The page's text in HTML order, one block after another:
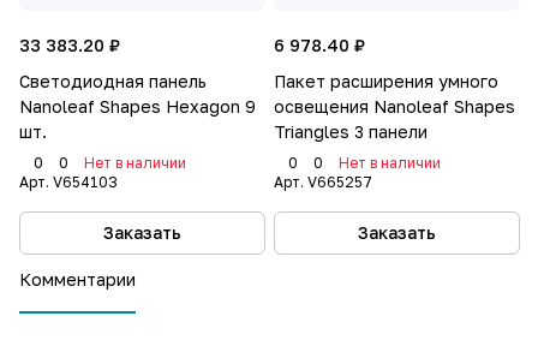
Google Assistant или Apple HomeKit, вы даже
ритмом музыки, которая у вас включена, или
контента на вашем экране.
При покупке обязателен стартовый комплект, а
уже по необходимости докупается пакет
расширения.
33 383.20 ₽
Светодиодная панель
Nanoleaf Shapes Hexagon 9
шт.
0 0
Нет в наличии
Арт. V654103
Заказать
6 978.40 ₽
Пакет расширения умного
освещения Nanoleaf Shapes
Triangles 3 панели
0 0
Нет в наличии
Арт. V665257
Заказать
Комментарии